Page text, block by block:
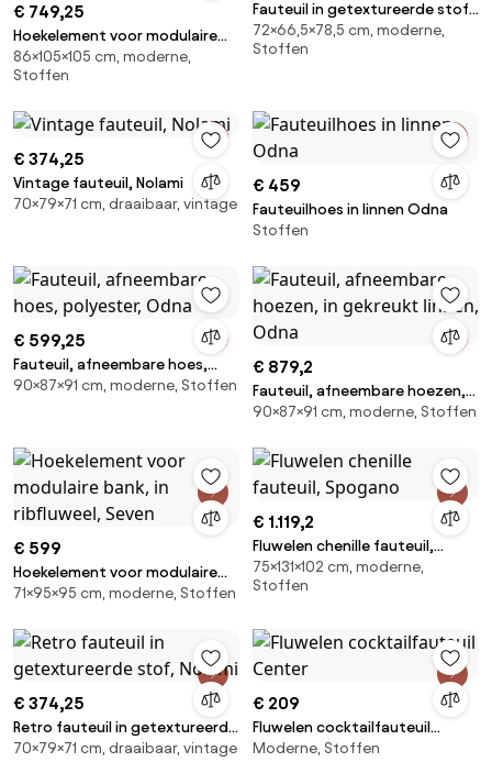
€ 749,25
Hoekelement voor modulaire
bank, in structuurfluweel, Malo
86×105×105 cm, moderne,
Stoffen
Fauteuil in getextureerde stof
Podo
72×66,5×78,5 cm, moderne,
Stoffen
€ 374,25
Vintage fauteuil, Nolami
70×79×71 cm, draaibaar, vintage
€ 459
Fauteuilhoes in linnen Odna
Stoffen
€ 599,25
Fauteuil, afneembare hoes,
polyester, Odna
90×87×91 cm, moderne, Stoffen
€ 879,2
Fauteuil, afneembare hoezen,
in gekreukt linnen, Odna
90×87×91 cm, moderne, Stoffen
€ 599
Hoekelement voor modulaire
bank, in ribfluweel, Seven
71×95×95 cm, moderne, Stoffen
€ 1.119,2
Fluwelen chenille fauteuil,
Spogano
75×131×102 cm, moderne,
Stoffen
€ 374,25
Retro fauteuil in getextureerde
stof, Nolami
70×79×71 cm, draaibaar, vintage
€ 209
Fluwelen cocktailfauteuil
Center
Moderne, Stoffen